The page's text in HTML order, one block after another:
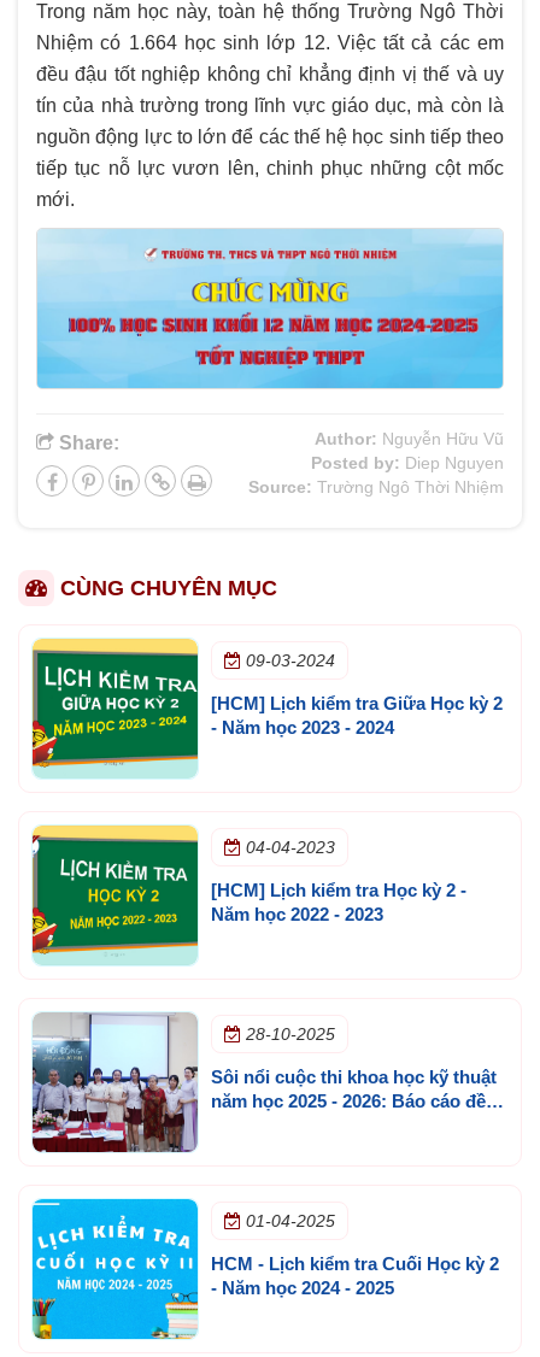
Trong năm học này, toàn hệ thống Trường Ngô Thời
Nhiệm có 1.664 học sinh lớp 12. Việc tất cả các em
đều đậu tốt nghiệp không chỉ khẳng định vị thế và uy
tín của nhà trường trong lĩnh vực giáo dục, mà còn là
nguồn động lực to lớn để các thế hệ học sinh tiếp theo
tiếp tục nỗ lực vươn lên, chinh phục những cột mốc
mới.
Share: Author: Nguyễn Hữu Vũ
Posted by: Diep Nguyen
Source: Trường Ngô Thời Nhiệm
CÙNG CHUYÊN MỤC
09-03-2024
[HCM] Lịch kiểm tra Giữa Học kỳ 2
- Năm học 2023 - 2024
04-04-2023
[HCM] Lịch kiểm tra Học kỳ 2 -
Năm học 2022 - 2023
28-10-2025
Sôi nổi cuộc thi khoa học kỹ thuật
năm học 2025 - 2026: Báo cáo đề
01-04-2025
HCM - Lịch kiểm tra Cuối Học kỳ 2
- Năm học 2024 - 2025